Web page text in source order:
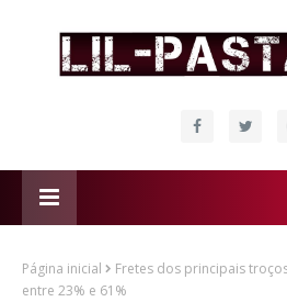
Página inicial
Fretes dos principais
entre 23% e 61%